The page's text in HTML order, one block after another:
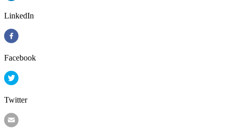
LinkedIn
Facebook
Twitter